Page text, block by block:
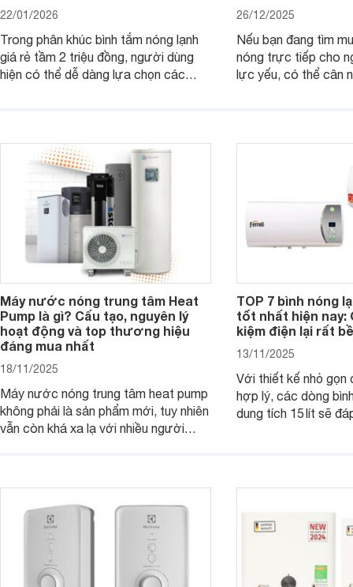
22/01/2026
Trong phân khúc bình tắm nóng lạnh
giá rẻ tầm 2 triệu đồng, người dùng
hiện có thể dễ dàng lựa chọn các
cơ bản, đáp ứng tốt nhu cầu sử dụng
nước nóng hằng ngày của gia đình.
26/12/2025
Nếu bạn đang tìm
nóng trực tiếp cho
lực yếu, có thể cân
đồng.
Máy nước nóng trung tâm Heat
Pump là gì? Cấu tạo, nguyên lý
hoạt động và top thương hiệu
đáng mua nhất
18/11/2025
Máy nước nóng trung tâm heat pump
không phải là sản phẩm mới, tuy nhiên
vẫn còn khá xa lạ với nhiều người
về dòng sản phẩm này.
TOP 7 bình nóng
tốt nhất hiện nay:
kiệm điện lại rất
13/11/2025
Với thiết kế nhỏ gọn
hợp lý, các dòng
dung tích 15 lít sẽ